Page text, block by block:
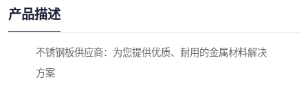
产品描述
不锈钢板供应商：为您提供优质、耐用的金属材料解决
方案